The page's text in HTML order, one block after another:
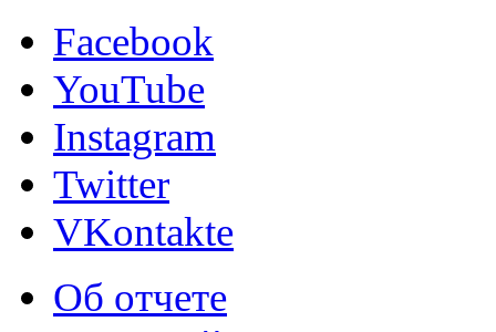
Facebook
YouTube
Instagram
Twitter
VKontakte
Об отчете